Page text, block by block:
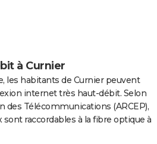
à Curnier
les habitants de Curnier peuvent
internet très haut-débit. Selon
des Télécommunications (ARCEP),
sont raccordables à la fibre optique à